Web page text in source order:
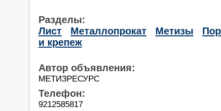
Разделы:
Лист
Металлопрокат Метизы
и крепеж
Автор объявления:
МЕТИЗРЕСУРС
Телефон:
9212585817